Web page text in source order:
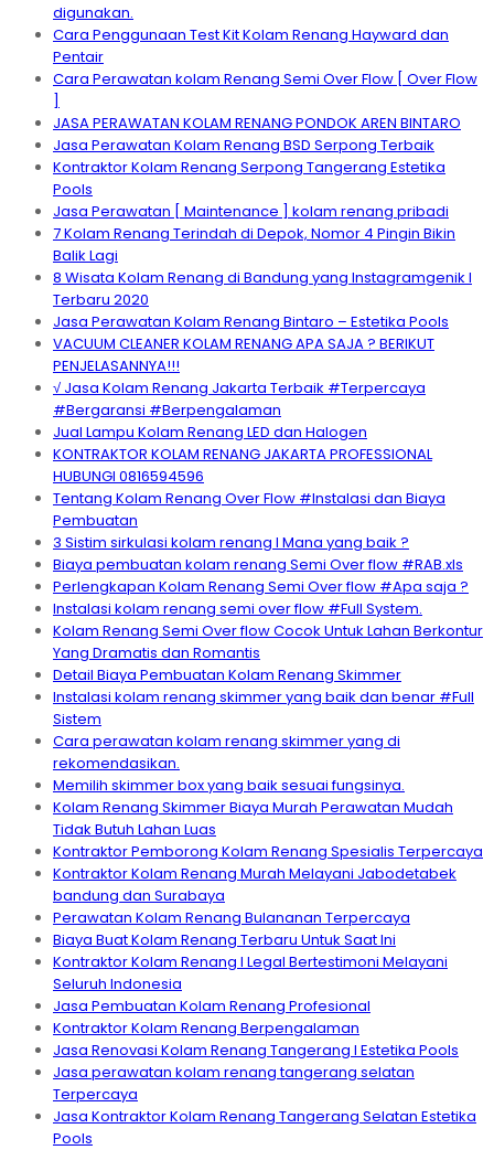
digunakan.
Cara Penggunaan Test Kit Kolam Renang Hayward dan
Pentair
Cara Perawatan kolam Renang Semi Over Flow [ Over Flow
]
JASA PERAWATAN KOLAM RENANG PONDOK AREN BINTARO
Jasa Perawatan Kolam Renang BSD Serpong Terbaik
Kontraktor Kolam Renang Serpong Tangerang Estetika
Pools
Jasa Perawatan [ Maintenance ] kolam renang pribadi
7 Kolam Renang Terindah di Depok, Nomor 4 Pingin Bikin
Balik Lagi
8 Wisata Kolam Renang di Bandung yang Instagramgenik I
Terbaru 2020
Jasa Perawatan Kolam Renang Bintaro – Estetika Pools
VACUUM CLEANER KOLAM RENANG APA SAJA ? BERIKUT
PENJELASANNYA!!!
√ Jasa Kolam Renang Jakarta Terbaik #Terpercaya
#Bergaransi #Berpengalaman
Jual Lampu Kolam Renang LED dan Halogen
KONTRAKTOR KOLAM RENANG JAKARTA PROFESSIONAL
HUBUNGI 0816594596
Tentang Kolam Renang Over Flow #Instalasi dan Biaya
Pembuatan
3 Sistim sirkulasi kolam renang I Mana yang baik ?
Biaya pembuatan kolam renang Semi Over flow #RAB.xls
Perlengkapan Kolam Renang Semi Over flow #Apa saja ?
Instalasi kolam renang semi over flow #Full System.
Kolam Renang Semi Over flow Cocok Untuk Lahan Berkontur
Yang Dramatis dan Romantis
Detail Biaya Pembuatan Kolam Renang Skimmer
Instalasi kolam renang skimmer yang baik dan benar #Full
Sistem
Cara perawatan kolam renang skimmer yang di
rekomendasikan.
Memilih skimmer box yang baik sesuai fungsinya.
Kolam Renang Skimmer Biaya Murah Perawatan Mudah
Tidak Butuh Lahan Luas
Kontraktor Pemborong Kolam Renang Spesialis Terpercaya
Kontraktor Kolam Renang Murah Melayani Jabodetabek
bandung dan Surabaya
Perawatan Kolam Renang Bulananan Terpercaya
Biaya Buat Kolam Renang Terbaru Untuk Saat Ini
Kontraktor Kolam Renang I Legal Bertestimoni Melayani
Seluruh Indonesia
Jasa Pembuatan Kolam Renang Profesional
Kontraktor Kolam Renang Berpengalaman
Jasa Renovasi Kolam Renang Tangerang I Estetika Pools
Jasa perawatan kolam renang tangerang selatan
Terpercaya
Jasa Kontraktor Kolam Renang Tangerang Selatan Estetika
Pools